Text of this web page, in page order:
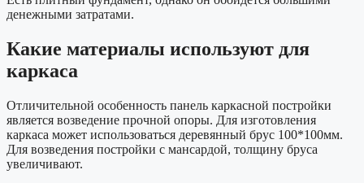
денежными затратами.
Какие материалы используют для
каркаса
Отличительной особенность панель каркасной постройки
является возведение прочной опоры. Для изготовления
каркаса может использоваться деревянный брус 100*100мм.
Для возведения постройки с мансардой, толщину бруса
увеличивают.